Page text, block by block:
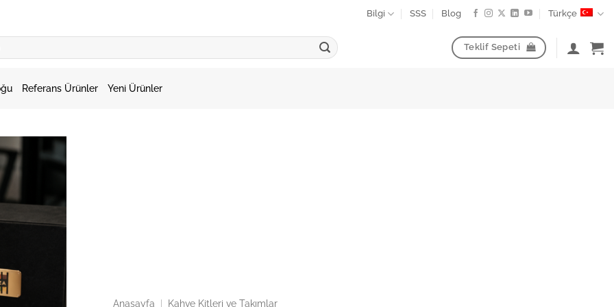
Bilgi SSS Blog Türkçe
Teklif Sepeti
Referans Ürünler Yeni Ürünler
Anasayfa Kahve Kitleri ve Takımlar